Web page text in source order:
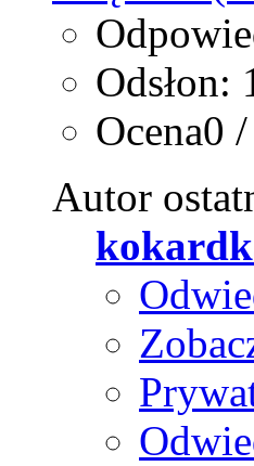
Odsłon:
Ocena0
Autor